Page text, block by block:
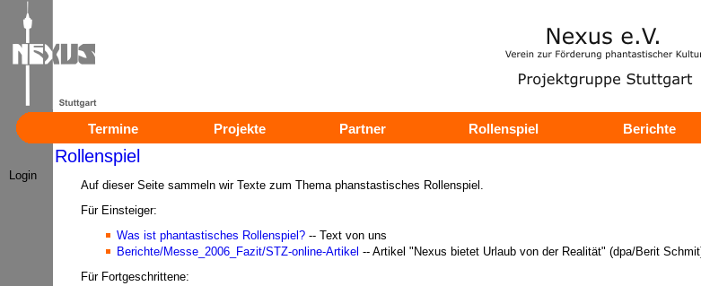
Termine Projekte Partner Rollenspiel Berichte
Login
Rollenspiel
Auf dieser Seite sammeln wir Texte zum Thema phanstastisches Rollenspiel.
Für Einsteiger:
Was ist phantastisches Rollenspiel? -- Text von uns
Berichte/Messe_2006_Fazit/STZ-online-Artikel -- Artikel "Nexus bietet Urlaub von der Realität" (dpa/Berit
Für Fortgeschrittene: